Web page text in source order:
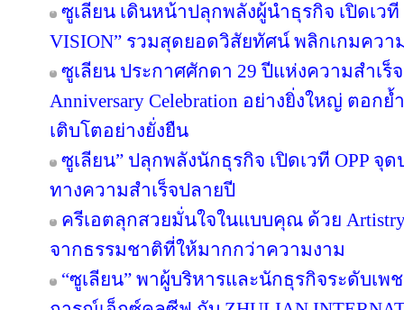
ซูเลียน เดินหน้าปลุกพลังผู้นำธุรกิจ เปิดเวที
VISION” รวมสุดยอดวิสัยทัศน์ พลิกเกมคว
ซูเลียน ประกาศศักดา 29 ปีแห่งความสำเร็
Anniversary Celebration อย่างยิ่งใหญ่ ตอก
เติบโตอย่างยั่งยืน
ซูเลียน” ปลุกพลังนักธุรกิจ เปิดเวที OPP จุ
ทางความสำเร็จปลายปี
ครีเอตลุกสวยมั่นใจในแบบคุณ ด้วย
จากธรรมชาติที่ให้มากกว่าความงาม
“ซูเลียน” พาผู้บริหารและนักธุรกิจระดับเ